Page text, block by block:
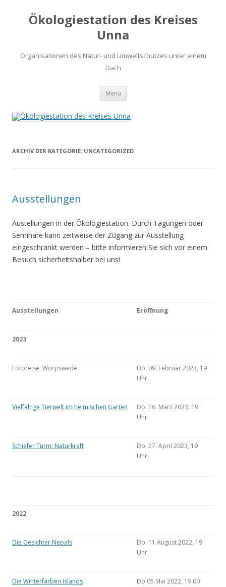
Ökologiestation des Kreises
Unna
Organisationen des Natur- und Umweltschutzes unter einem
Dach
Menü Zum
springen
ARCHIV DER KATEGORIE: UNCATEGORIZED
Ausstellungen
Austellungen in der Ökologiestation. Durch Tagungen oder
Seminare kann zeitweise der Zugang zur Ausstellung
eingeschränkt werden – bitte informieren Sie sich vor einem
Besuch sicherheitshalber bei uns!
Ausstellungen Eröffnung
2023
Fotoreise: Worpswede
Do. 09. Februar 2023, 19
Uhr
Vielfältige Tierwelt im heimischen Garten
Do. 16. März 2023, 19
Uhr
Schiefer Turm: Naturkraft
Do. 27. April 2023, 19
Uhr
2022
Die Gesichter Nepals
Do. 11.August 2022, 19
Uhr
Die Winterfarben Islands
Do 05.Mai 2022, 19.00